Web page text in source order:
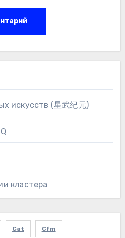
искусств (星武纪元)
кластера
Cat Cfm